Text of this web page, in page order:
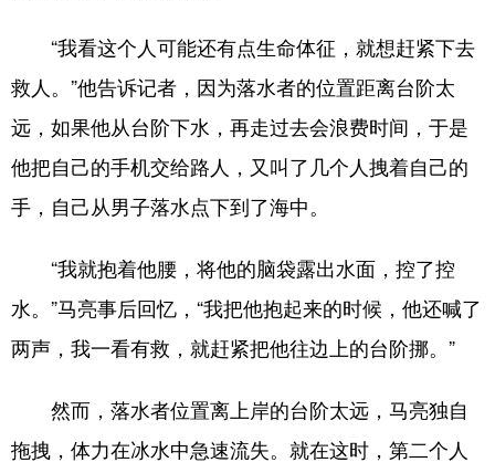
文旅 社会民生 山东产经
文娱 融媒秀 地市 科教
健康 微视齐鲁
多语种频道
English Español Français عربى
“我看这个人可能还有点生命体征，就想赶紧下去
救人。”他告诉记者，因为落水者的位置距离台阶太
远，如果他从台阶下水，再走过去会浪费时间，于是
他把自己的手机交给路人，又叫了几个人拽着自己的
手，自己从男子落水点下到了海中。
“我就抱着他腰，将他的脑袋露出水面，控了控
水。”马亮事后回忆，“我把他抱起来的时候，他还喊了
两声，我一看有救，就赶紧把他往边上的台阶挪。”
然而，落水者位置离上岸的台阶太远，马亮独自
拖拽，体力在冰水中急速流失。就在这时，第二个人